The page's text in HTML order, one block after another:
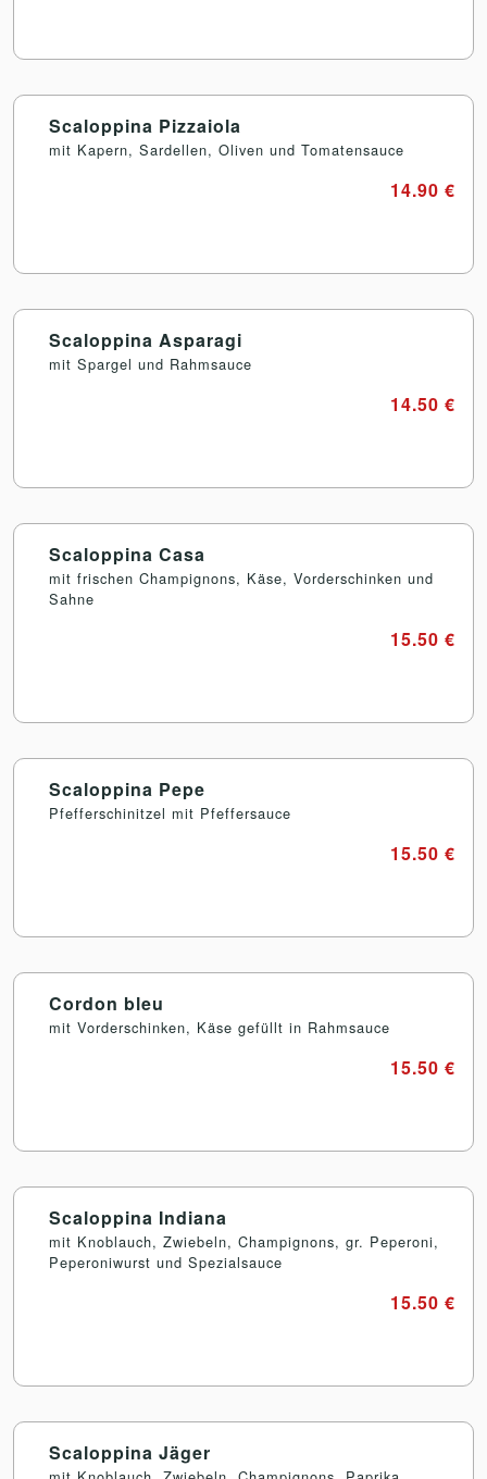
Scaloppina Pizzaiola
mit Kapern, Sardellen, Oliven und Tomatensauce
14.90 €
Scaloppina Asparagi
mit Spargel und Rahmsauce
14.50 €
Scaloppina Casa
mit frischen Champignons, Käse, Vorderschinken und
Sahne
15.50 €
Scaloppina Pepe
Pfefferschinitzel mit Pfeffersauce
15.50 €
Cordon bleu
mit Vorderschinken, Käse gefüllt in Rahmsauce
15.50 €
Scaloppina Indiana
mit Knoblauch, Zwiebeln, Champignons, gr. Peperoni,
Peperoniwurst und Spezialsauce
15.50 €
Scaloppina Jäger